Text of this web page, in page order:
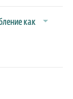
как